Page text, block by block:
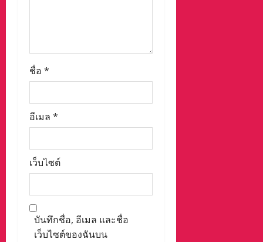
ชื่อ *
อีเมล *
เว็บไซต์
บันทึกชื่อ, อีเมล และชื่อ
เว็บไซต์ของฉันบน